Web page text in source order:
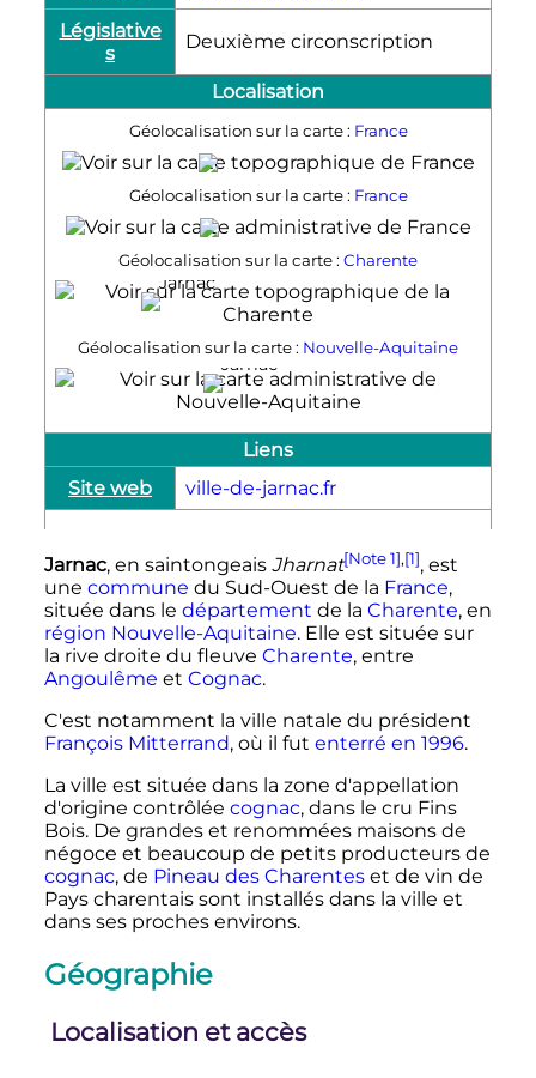
Législative
s
Deuxième circonscription
Localisation
Géolocalisation sur la carte : France
Jarnac
Géolocalisation sur la carte : France
Jarnac
Géolocalisation sur la carte : Charente
Jarnac
Géolocalisation sur la carte : Nouvelle-Aquitaine
Jarnac
Liens
Site web
ville-de-jarnac.fr
Jarnac, en saintongeais Jharnat[Note 1],[1], est
une commune du Sud-Ouest de la France,
située dans le département de la Charente, en
région Nouvelle-Aquitaine. Elle est située sur
la rive droite du fleuve Charente, entre
Angoulême et Cognac.
C'est notamment la ville natale du président
François Mitterrand, où il fut enterré en 1996.
La ville est située dans la zone d'appellation
d'origine contrôlée cognac, dans le cru Fins
Bois. De grandes et renommées maisons de
négoce et beaucoup de petits producteurs de
cognac, de Pineau des Charenteset de vin de
Pays charentais sont installés dans la ville et
dans ses proches environs.
Géographie
Localisation et accès